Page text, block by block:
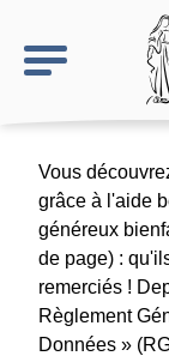
Vous
grâce à l'aide
généreux
de page) :
remerciés !
Règlement
Données »